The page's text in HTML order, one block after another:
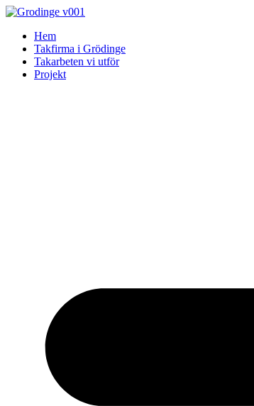
Skip
contentHem
Takfirma i Grödinge
Takarbeten vi utför
Projekt